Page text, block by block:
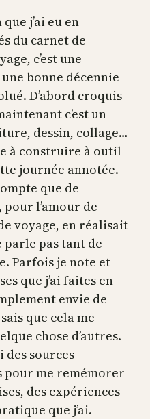
j’ai eu en
du carnet de
c’est une
bonne décennie
D’abord croquis
c’est un
dessin, collage…
à construire à outil
journée annotée.
que de
l’amour de
voyage, en réalisait
parle pas tant de
Parfois je note et
que j’ai faites en
envie de
que cela me
chose d’autres.
des sources
pour me remémorer
des expériences
que j’ai.